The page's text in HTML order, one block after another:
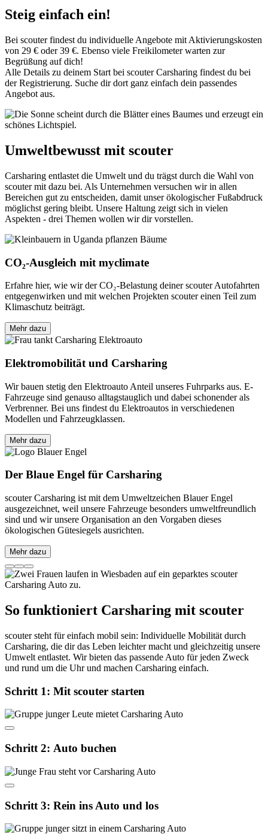
Steig einfach ein!
Bei scouter findest du individuelle Angebote mit Aktivierungskosten
von 29 € oder 39 €. Ebenso viele Freikilometer warten zur
Begrüßung auf dich!
Alle Details zu deinem Start bei scouter Carsharing findest du bei
der Registrierung. Suche dir dort ganz einfach dein passendes
Angebot aus.
Umweltbewusst mit scouter
Carsharing entlastet die Umwelt und du trägst durch die Wahl von
scouter mit dazu bei. Als Unternehmen versuchen wir in allen
Bereichen gut zu entscheiden, damit unser ökologischer Fußabdruck
möglichst gering bleibt. Unsere Haltung zeigt sich in vielen
Aspekten - drei Themen wollen wir dir vorstellen.
CO₂-Ausgleich mit myclimate
Erfahre hier, wie wir der CO₂-Belastung deiner scouter Autofahrten
entgegenwirken und mit welchen Projekten scouter einen Teil zum
Klimaschutz beiträgt.
Mehr dazu
Elektromobilität und Carsharing
Wir bauen stetig den Elektroauto Anteil unseres Fuhrparks aus. E-
Fahrzeuge sind genauso alltagstauglich und dabei schonender als
Verbrenner. Bei uns findest du Elektroautos in verschiedenen
Modellen und Fahrzeugklassen.
Mehr dazu
Der Blaue Engel für Carsharing
scouter Carsharing ist mit dem Umweltzeichen Blauer Engel
ausgezeichnet, weil unsere Fahrzeuge besonders umweltfreundlich
sind und wir unsere Organisation an den Vorgaben dieses
ökologischen Gütesiegels ausrichten.
Mehr dazu
So funktioniert Carsharing mit scouter
scouter steht für einfach mobil sein: Individuelle Mobilität durch
Carsharing, die dir das Leben leichter macht und gleichzeitig unsere
Umwelt entlastet. Wir bieten das passende Auto für jeden Zweck
und rund um die Uhr und machen Carsharing einfach.
Schritt 1: Mit scouter starten
Schritt 2: Auto buchen
Schritt 3: Rein ins Auto und los